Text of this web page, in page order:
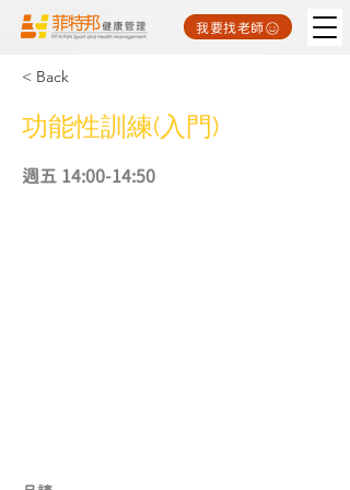
我要找老師
< Back
功能性訓練(入門)
週五 14:00-14:50